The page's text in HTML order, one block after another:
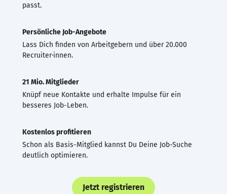
passt.
Persönliche Job-Angebote
Lass Dich finden von Arbeitgebern und über 20.000
Recruiter·innen.
21 Mio. Mitglieder
Knüpf neue Kontakte und erhalte Impulse für ein
besseres Job-Leben.
Kostenlos profitieren
Schon als Basis-Mitglied kannst Du Deine Job-Suche
deutlich optimieren.
Jetzt registrieren